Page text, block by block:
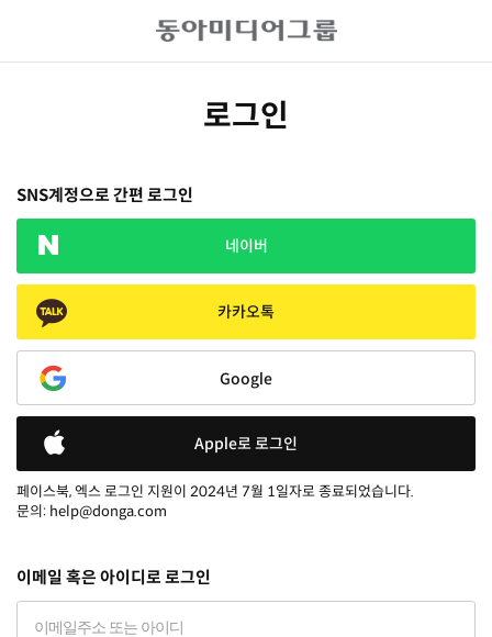
로그인
SNS계정으로 간편 로그인
네이버
카카오톡
Google
Apple로 로그인
페이스북, 엑스 로그인 지원이 2024년 7월 1일자로 종료되었습니다.
문의: help@donga.com
이메일 혹은 아이디로 로그인